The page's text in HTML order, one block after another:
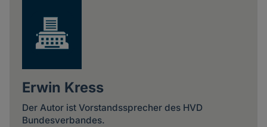
Erwin Kress
Der Autor ist Vorstandssprecher des HVD
Bundesverbandes.